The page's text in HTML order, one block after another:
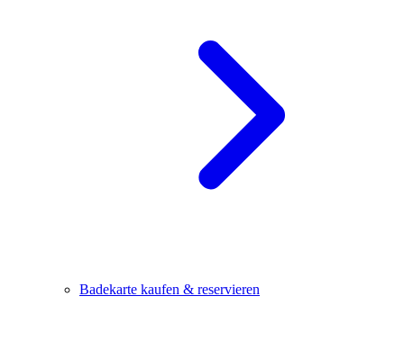
Badekarte kaufen & reservieren